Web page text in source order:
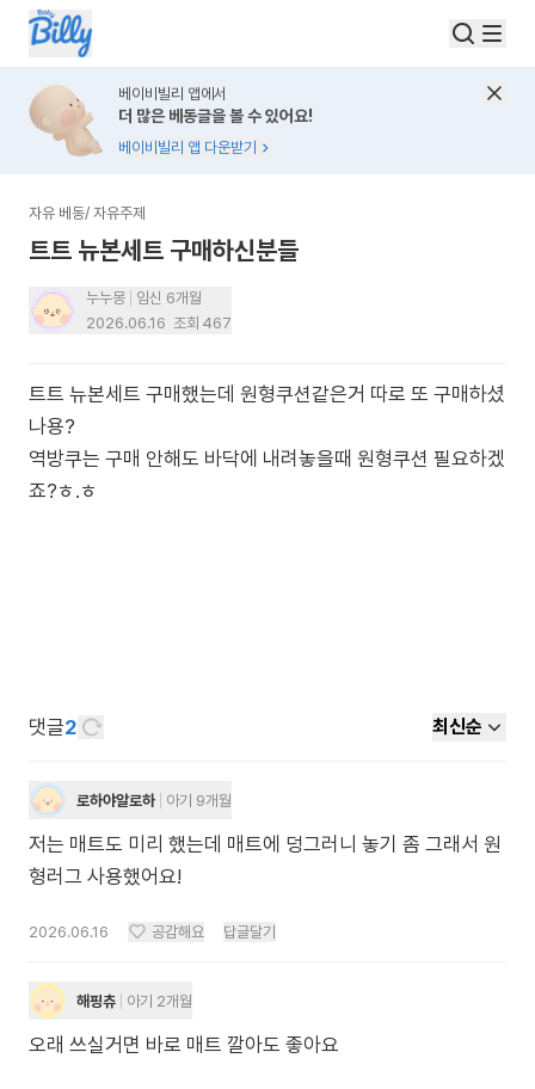
베이비빌리 앱에서
더 많은 베동글을 볼 수 있어요!
베이비빌리 앱 다운받기
자유 베동/ 자유주제
트트 뉴본세트 구매하신분들
누누몽
임신 6개월
2026.06.16 조회 467
트트 뉴본세트 구매했는데 원형쿠션같은거 따로 또 구매하셨
나용?
역방쿠는 구매 안해도 바닥에 내려놓을때 원형쿠션 필요하겠
죠?ㅎ.ㅎ
댓글2 최신순
로하야알로하 아기 9개월
저는 매트도 미리 했는데 매트에 덩그러니 놓기 좀 그래서 원
형러그 사용했어요!
2026.06.16 공감해요 답글달기
해핑츄 아기 2개월
오래 쓰실거면 바로 매트 깔아도 좋아요